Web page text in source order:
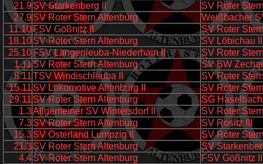
21.9SV Starkenberg II
SV Roter
27.9SV Roter Stern Altenburg
Weißbacher
11.10FSV Gößnitz II
SV Roter
18.10SV Roter Stern Altenburg
SV Löbichau II
25.10FSV Langenleuba-Niederhain II
SV Roter
1.11SV Roter Stern Altenburg
SV BW
8.11TSV Windischleuba II
SV Roter
15.11SV Lokomotive Altenburg II
SV Roter
29.11SV Roter Stern Altenburg
SG
1.3Allgemeiner SV Wintersdorf II
SV Roter
7.3SV Roter Stern Altenburg
SV Rositz III
15.3SV Osterland Lumpzig II
SV Roter
21.3SV Roter Stern Altenburg
SV
4.4SV Roter Stern Altenburg
FSV Gößnitz II